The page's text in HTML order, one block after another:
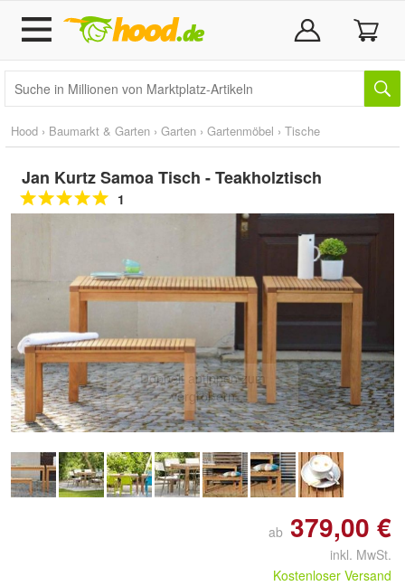
Hood › Baumarkt & Garten › Garten › Gartenmöbel › Tische
Jan Kurtz Samoa Tisch - Teakholztisch
1
Doppelt antippen zum
vergrößern
ab 379,00 €
inkl. MwSt.
Kostenloser Versand